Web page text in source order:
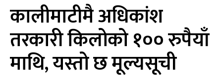
कालीमाटीमै अधिकांश
तरकारी किलोको १०० रुपैयाँ
माथि, यस्तो छ मूल्यसूची